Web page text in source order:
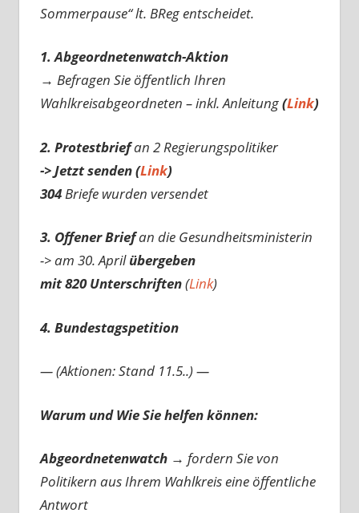
Sommerpause“ lt. BReg entscheidet.
1. Abgeordnetenwatch-Aktion
→ Befragen Sie öffentlich Ihren
Wahlkreisabgeordneten – inkl. Anleitung(Link)
2. Protestbriefan 2 Regierungspolitiker
-> Jetzt senden (Link)
304Briefe wurden versendet
3. Offener Briefan die Gesundheitsministerin
-> am 30. Aprilübergeben
mit 820 Unterschriften(Link)
4. Bundestagspetition
— (Aktionen: Stand 11.5..) —
Warum und Wie Sie helfen können:
Abgeordnetenwatch → fordern Sie von
Politikern aus Ihrem Wahlkreis eine öffentliche
Antwort